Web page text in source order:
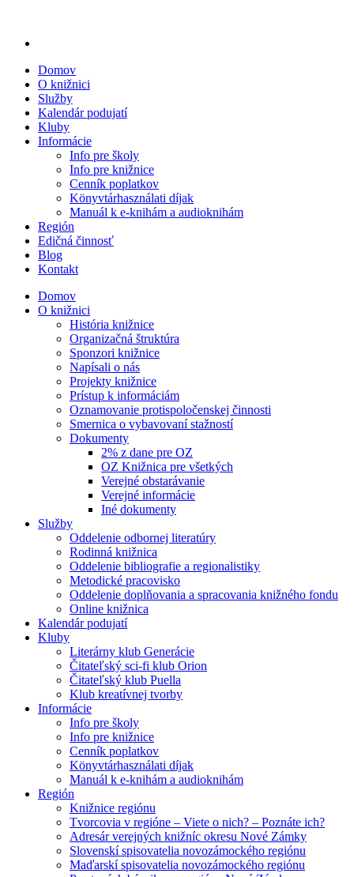
Domov
O knižnici
Služby
Kalendár podujatí
Kluby
Informácie
Info pre školy
Info pre knižnice
Cenník poplatkov
Könyvtárhasználati díjak
Manuál k e-knihám a audioknihám
Región
Edičná činnosť
Blog
Kontakt
Domov
O knižnici
História knižnice
Organizačná štruktúra
Sponzori knižnice
Napísali o nás
Projekty knižnice
Prístup k informáciám
Oznamovanie protispoločenskej činnosti
Smernica o vybavovaní stažností
Dokumenty
2% z dane pre OZ
OZ Knižnica pre všetkých
Verejné obstarávanie
Verejné informácie
Iné dokumenty
Služby
Oddelenie odbornej literatúry
Rodinná knižnica
Oddelenie bibliografie a regionalistiky
Metodické pracovisko
Oddelenie doplňovania a spracovania knižného fondu
Online knižnica
Kalendár podujatí
Kluby
Literárny klub Generácie
Čitateľský sci-fi klub Orion
Čitateľský klub Puella
Klub kreatívnej tvorby
Informácie
Info pre školy
Info pre knižnice
Cenník poplatkov
Könyvtárhasználati díjak
Manuál k e-knihám a audioknihám
Región
Knižnice regiónu
Tvorcovia v regióne – Viete o nich? – Poznáte ich?
Adresár verejných knižníc okresu Nové Zámky
Slovenskí spisovatelia novozámockého regiónu
Maďarskí spisovatelia novozámockého regiónu